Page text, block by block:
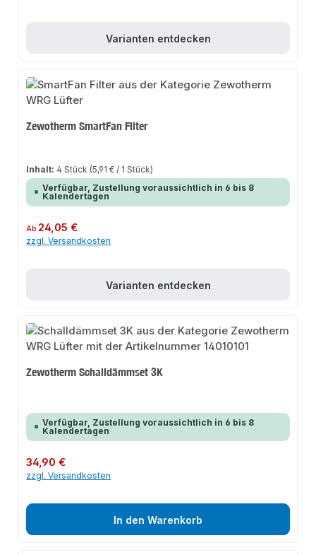
Varianten entdecken
Zewotherm SmartFan Filter
Inhalt: 4 Stück (5,91 € / 1 Stück)
Verfügbar, Zustellung voraussichtlich in 6 bis 8
Kalendertagen
Regulärer Preis:
Ab 24,05 €
zzgl. Versandkosten
Varianten entdecken
Zewotherm Schalldämmset 3K
Verfügbar, Zustellung voraussichtlich in 6 bis 8
Kalendertagen
Regulärer Preis:
34,90 €
zzgl. Versandkosten
In den Warenkorb